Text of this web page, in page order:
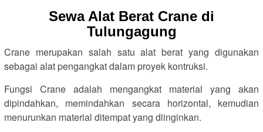
Sewa Alat Berat Crane di
Tulungagung
Crane merupakan salah satu alat berat yang digunakan
sebagai alat pengangkat dalam proyek kontruksi.
Fungsi Crane adalah mengangkat material yang akan
dipindahkan, memindahkan secara horizontal, kemudian
menurunkan material ditempat yang diinginkan.